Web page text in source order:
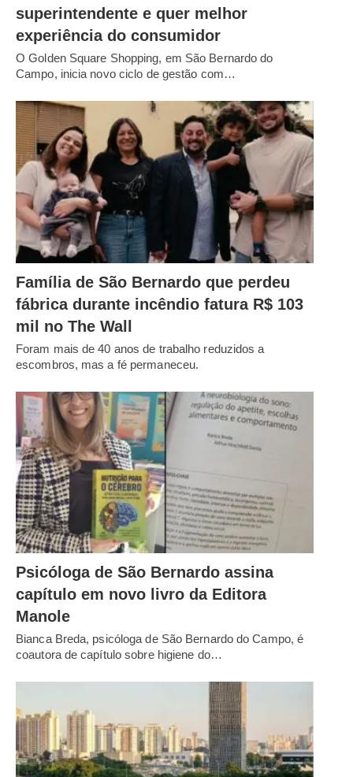
superintendente e quer melhor
experiência do consumidor
O Golden Square Shopping, em São Bernardo do
Campo, inicia novo ciclo de gestão com…
Família de São Bernardo que perdeu
fábrica durante incêndio fatura R$ 103
mil no The Wall
Foram mais de 40 anos de trabalho reduzidos a
escombros, mas a fé permaneceu.
Psicóloga de São Bernardo assina
capítulo em novo livro da Editora
Manole
Bianca Breda, psicóloga de São Bernardo do Campo, é
coautora de capítulo sobre higiene do…